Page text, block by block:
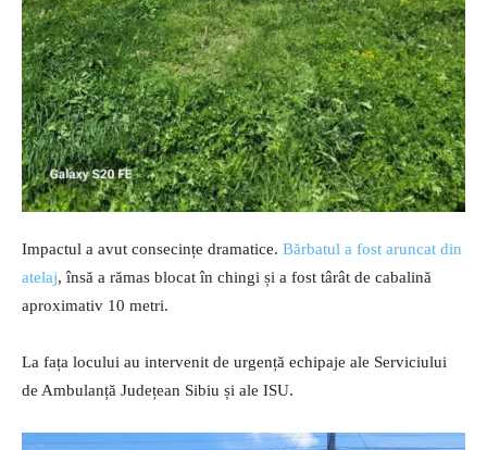
Impactul a avut consecințe dramatice. Bărbatul a fost aruncat din
atelaj, însă a rămas blocat în chingi și a fost târât de cabalină
aproximativ 10 metri.
La fața locului au intervenit de urgență echipaje ale Serviciului
de Ambulanță Județean Sibiu și ale ISU.